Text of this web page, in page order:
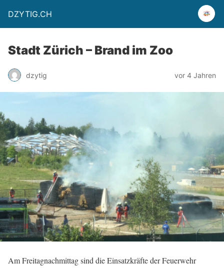
DZYTIG.CH
Stadt Zürich – Brand im Zoo
dzytig vor 4 Jahren
Am Freitagnachmittag sind die Einsatzkräfte der Feuerwehr